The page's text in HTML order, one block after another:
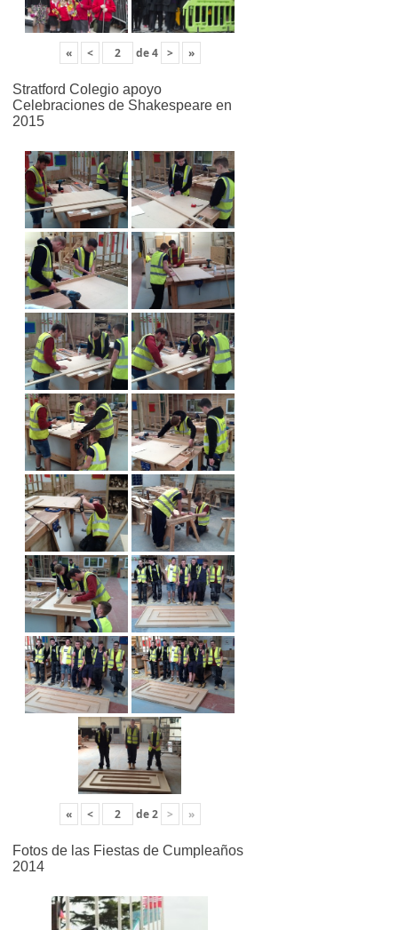
« < de4 > »
Stratford Colegio apoyo
Celebraciones de Shakespeare en
2015
« < de2 > »
Fotos de las Fiestas de Cumpleaños
2014